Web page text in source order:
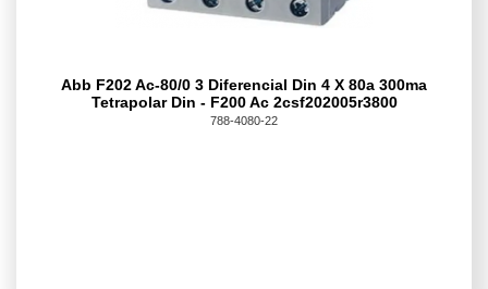
Abb F202 Ac-80/0 3 Diferencial Din 4 X 80a 300ma
Tetrapolar Din - F200 Ac 2csf202005r3800
788-4080-22